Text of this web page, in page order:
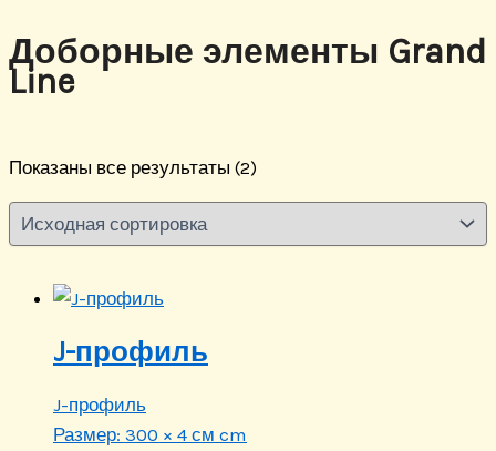
Доборные элементы Grand
Line
Показаны все результаты (2)
J-профиль
J-профиль
Размер: 300 × 4 см cm